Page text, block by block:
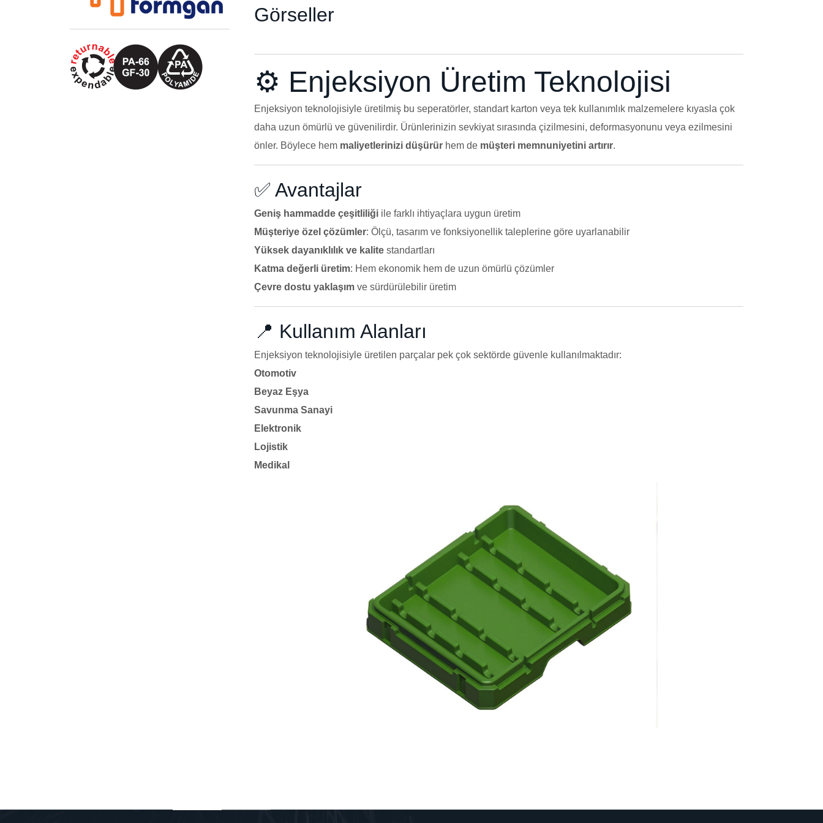
Görseller
⚙️ Enjeksiyon Üretim Teknolojisi
Enjeksiyon teknolojisiyle üretilmiş bu seperatörler, standart karton veya tek kullanımlık malzemelere kıyasla çok
daha uzun ömürlü ve güvenilirdir. Ürünlerinizin sevkiyat sırasında çizilmesini, deformasyonunu veya ezilmesini
önler. Böylece hem maliyetlerinizi düşürür hem de müşteri memnuniyetini artırır.
✅ Avantajlar
Geniş hammadde çeşitliliği ile farklı ihtiyaçlara uygun üretim
Müşteriye özel çözümler: Ölçü, tasarım ve fonksiyonellik taleplerine göre uyarlanabilir
Yüksek dayanıklılık ve kalite standartları
Katma değerli üretim: Hem ekonomik hem de uzun ömürlü çözümler
Çevre dostu yaklaşım ve sürdürülebilir üretim
📍 Kullanım Alanları
Enjeksiyon teknolojisiyle üretilen parçalar pek çok sektörde güvenle kullanılmaktadır:
Otomotiv
Beyaz Eşya
Savunma Sanayi
Elektronik
Lojistik
Medikal